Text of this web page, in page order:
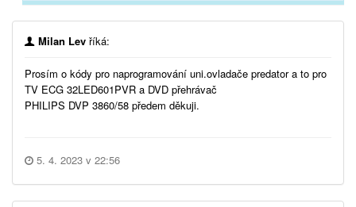
Milan Lev říká:
Prosím o kódy pro naprogramování uni.ovladače predator a to pro
TV ECG 32LED601PVR a DVD přehrávač
PHILIPS DVP 3860/58 předem děkuji.
5. 4. 2023 v 22:56